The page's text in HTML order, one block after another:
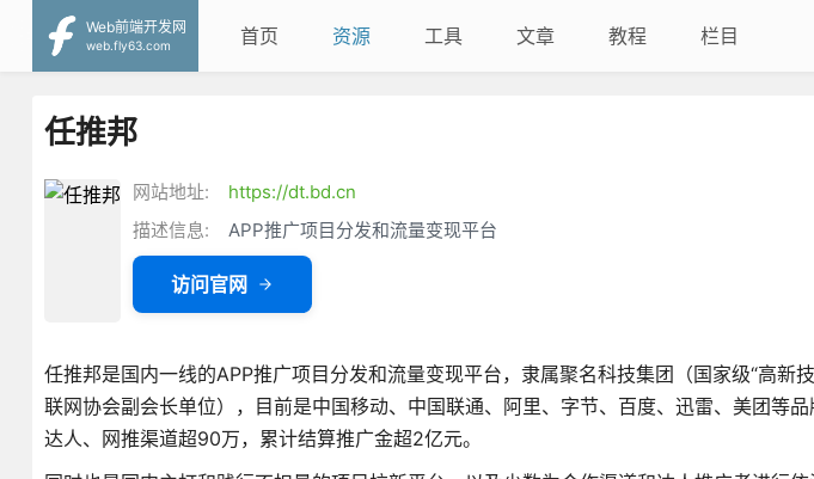
Web前端开发网
web.fly63.com
首页 资源 工具 文章 教程 栏目
任推邦
网站地址:
https://dt.bd.cn
描述信息:
APP推广项目分发和流量变现平台
访问官网
任推邦是国内一线的APP推广项目分发和流量变现平台，隶属聚名科技集团（国家级“高新
联网协会副会长单位），目前是中国移动、中国联通、阿里、字节、百度、迅雷、美团等
达人、网推渠道超90万，累计结算推广金超2亿元。